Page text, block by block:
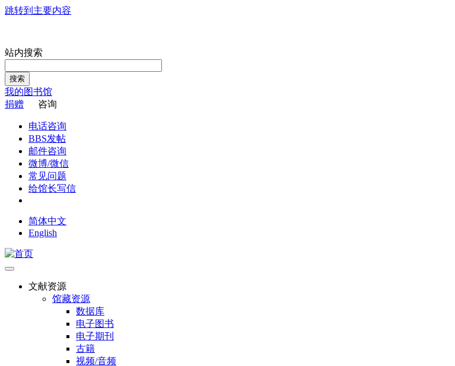
跳转到主要内容
站内搜索
搜索
我的图书馆
捐赠
咨询
电话咨询
BBS发帖
邮件咨询
微博/微信
常见问题
给馆长写信
简体中文
English
文献资源
馆藏资源
数据库
电子图书
电子期刊
古籍
视频/音频